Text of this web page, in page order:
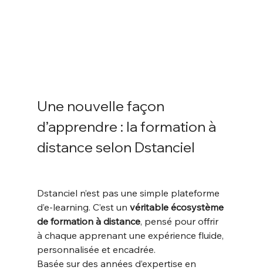
Une nouvelle façon
d’apprendre : la formation à
distance selon Dstanciel
Dstanciel n’est pas une simple plateforme
d’e-learning. C’est un véritable écosystème
de formation à distance, pensé pour offrir
à chaque apprenant une expérience fluide,
personnalisée et encadrée.
Basée sur des années d’expertise en